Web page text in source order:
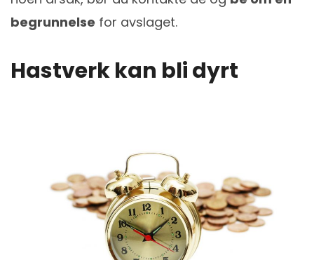
begrunnelse for avslaget.
Hastverk kan bli dyrt